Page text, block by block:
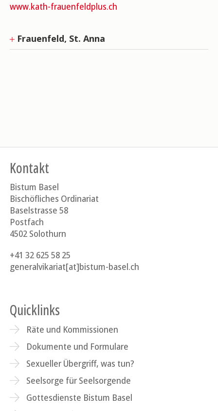
www.kath-frauenfeldplus.ch
Frauenfeld, St. Anna
Kontakt
Bistum Basel
Bischöfliches Ordinariat
Baselstrasse 58
Postfach
4502 Solothurn
+41 32 625 58 25
generalvikariat[at]bistum-basel.ch
Quicklinks
Räte und Kommissionen
Dokumente und Formulare
Sexueller Übergriff, was tun?
Seelsorge für Seelsorgende
Gottesdienste Bistum Basel